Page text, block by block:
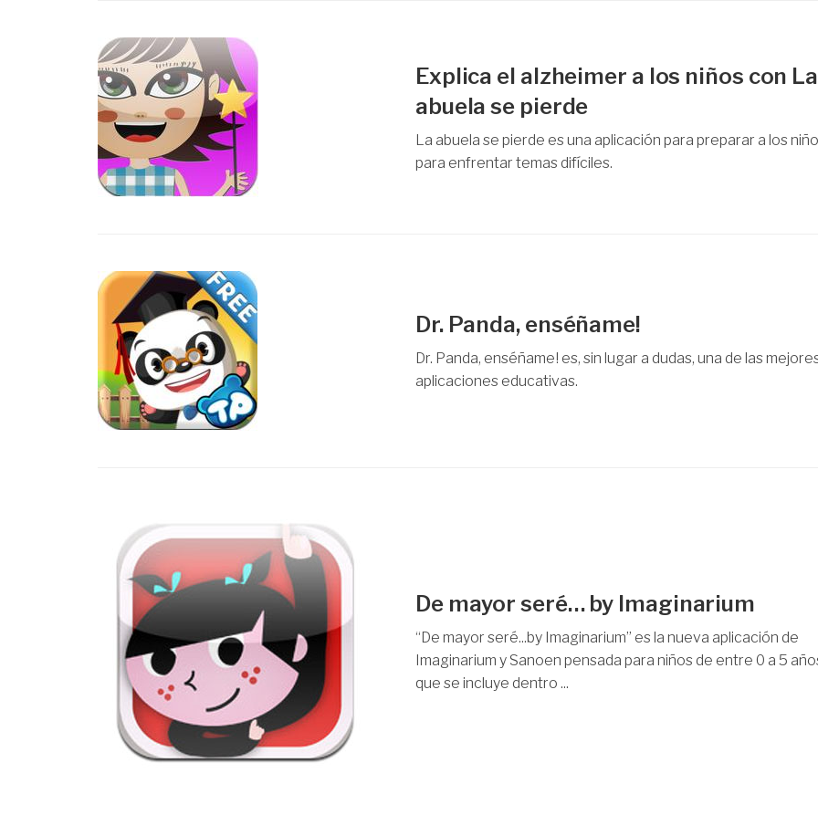
Explica el alzheimer a los niños con La
abuela se pierde
La abuela se pierde es una aplicación para preparar a los
para enfrentar temas difíciles.
Dr. Panda, enséñame!
Dr. Panda, enséñame! es, sin lugar a dudas, una de las
aplicaciones educativas.
De mayor seré… by Imaginarium
“De mayor seré...by Imaginarium” es la nueva aplicación de
Imaginarium y Sanoen pensada para niños de entre 0 a 5
que se incluye dentro ...